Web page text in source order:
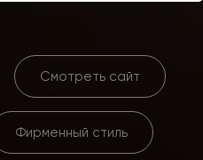
Смотреть сайт
Фирменный стиль